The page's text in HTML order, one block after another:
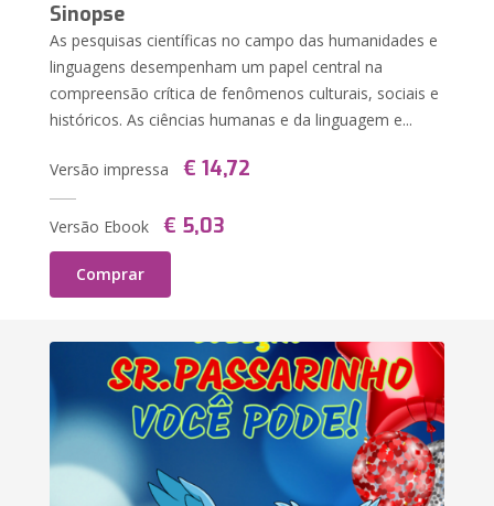
Sinopse
As pesquisas científicas no campo das humanidades e
linguagens desempenham um papel central na
compreensão crítica de fenômenos culturais, sociais e
históricos. As ciências humanas e da linguagem e...
Versão impressa € 14,72
Versão Ebook € 5,03
Comprar